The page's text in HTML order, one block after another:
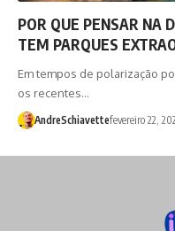
POR QUE PENSAR NA
TEM PARQUES
Em tempos de polarização
os recentes…
AndreSchiavettefevereiro 22,